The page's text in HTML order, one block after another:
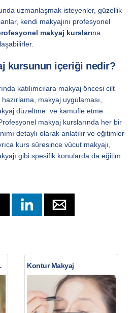
uzmanlaşmak isteyenler, güzellik
kendi makyajını profesyonel
makyaj kurslarına
kursunun içeriği nedir?
katılımcılara makyaj öncesi cilt
makyaj uygulaması,
düzeltme ve kamufle etme
makyaj kurslarında her bir
detaylı olarak anlatılır ve eğitimler
kurs süresince vücut makyajı,
gibi spesifik konularda da eğitim
Kontur Makyaj